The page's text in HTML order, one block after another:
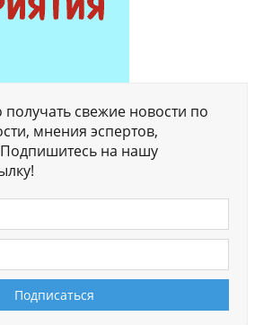
получать свежие новости по
мнения эспертов,
на нашу